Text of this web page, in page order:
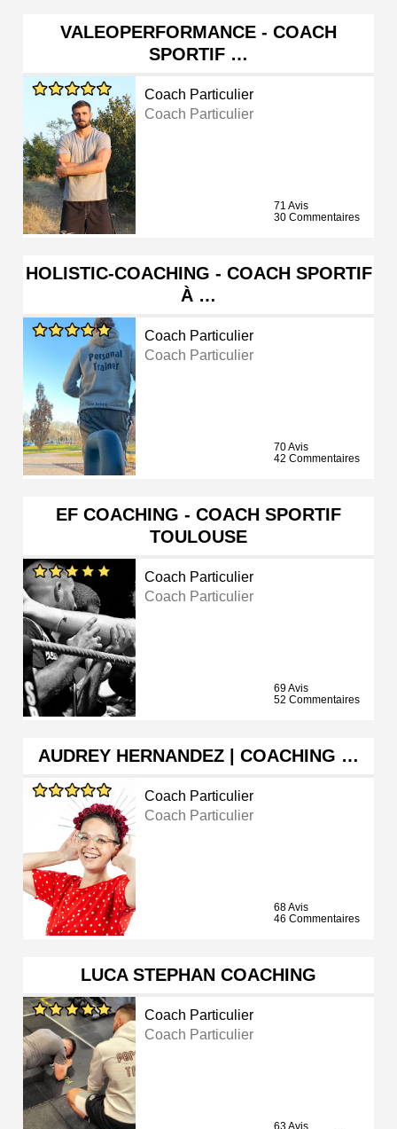
VALEOPERFORMANCE - COACH
SPORTIF …
Coach Particulier
Coach Particulier
71 Avis
30 Commentaires
HOLISTIC-COACHING - COACH SPORTIF
À …
Coach Particulier
Coach Particulier
70 Avis
42 Commentaires
EF COACHING - COACH SPORTIF
TOULOUSE
Coach Particulier
Coach Particulier
69 Avis
52 Commentaires
AUDREY HERNANDEZ | COACHING …
Coach Particulier
Coach Particulier
68 Avis
46 Commentaires
LUCA STEPHAN COACHING
Coach Particulier
Coach Particulier
63 Avis